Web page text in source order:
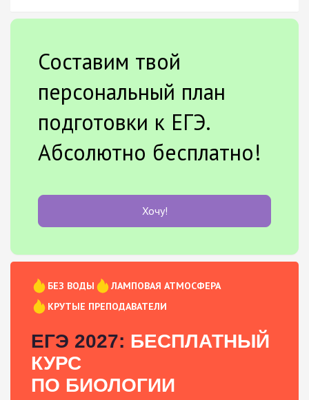
Составим твой
персональный план
подготовки к ЕГЭ.
Абсолютно бесплатно!
Хочу!
БЕЗ ВОДЫ
ЛАМПОВАЯ АТМОСФЕРА
КРУТЫЕ ПРЕПОДАВАТЕЛИ
ЕГЭ 2027: БЕСПЛАТНЫЙ
КУРС
ПО БИОЛОГИИ